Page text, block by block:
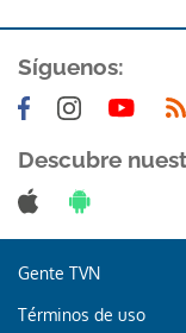
Síguenos:
Descubre
Gente TVN
Términos de uso